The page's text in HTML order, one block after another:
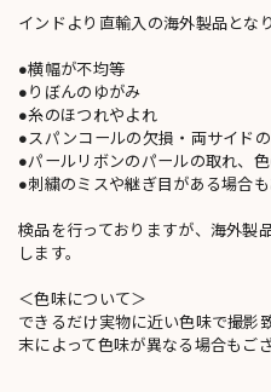
インドより直輸入の海外製品とな
●横幅が不均等
●りぼんのゆがみ
●糸のほつれやよれ
●スパンコールの欠損・両サイド
●パールリボンのパールの取れ、
●刺繍のミスや継ぎ目がある場合も
検品を行っておりますが、海外製
します。
＜色味について＞
できるだけ実物に近い色味で撮影
末によって色味が異なる場合もござ